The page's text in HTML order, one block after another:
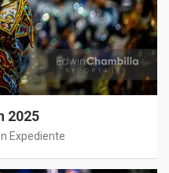
2025
Expediente